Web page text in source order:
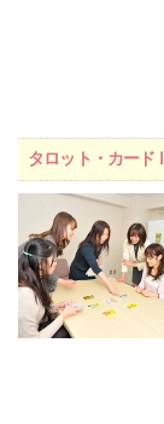
タロット・カー